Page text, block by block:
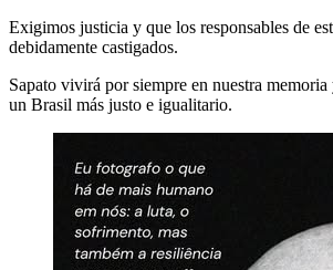
Exigimos justicia y que los responsables de
debidamente castigados.
Sapato vivirá por siempre en nuestra
un Brasil más justo e igualitario.